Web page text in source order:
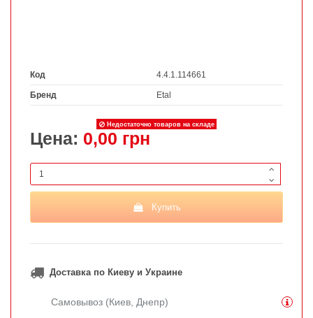
Код 4.4.1.114661
Бренд Etal
Недостаточно товаров на складе
Цена: 0,00 грн
Купить
Доставка по Киеву и Украине
Самовывоз (Киев, Днепр)